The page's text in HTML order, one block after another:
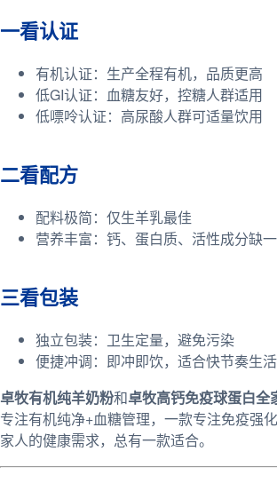
一看认证
有机认证：生产全程有机，品质更高
低GI认证：血糖友好，控糖人群适用
低嘌呤认证：高尿酸人群可适量饮用
二看配方
配料极简：仅生羊乳最佳
营养丰富：钙、蛋白质、活性成分缺
三看包装
独立包装：卫生定量，避免污染
便捷冲调：即冲即饮，适合快节奏生活
卓牧有机纯羊奶粉和卓牧高钙免疫球蛋白全
专注有机纯净+血糖管理，一款专注免疫强
家人的健康需求，总有一款适合。